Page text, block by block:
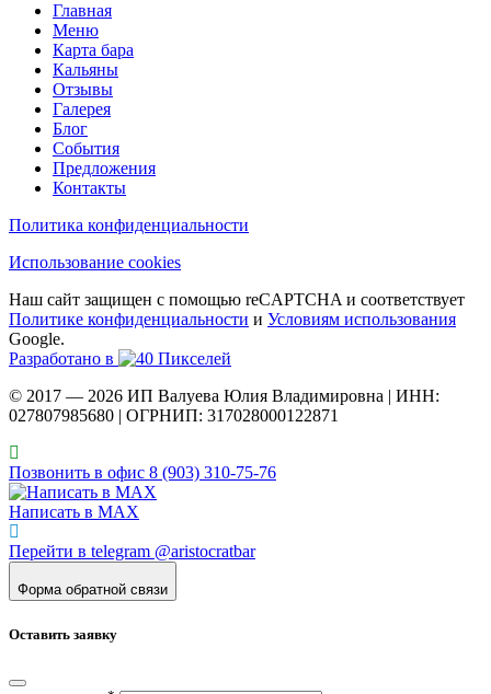
Главная
Меню
Карта бара
Кальяны
Отзывы
Галерея
Блог
События
Предложения
Контакты
Политика конфиденциальности
Использование cookies
Наш сайт защищен с помощью reCAPTCHA и соответствует
Политике конфиденциальности и Условиям использования
Google.
Разработано в
© 2017 — 2026 ИП Валуева Юлия Владимировна | ИНН:
027807985680 | ОГРНИП: 317028000122871
Позвонить в офис 8 (903) 310‑75‑76
Написать в MAX
Перейти в telegram @aristocratbar
Форма обратной связи
Оставить заявку